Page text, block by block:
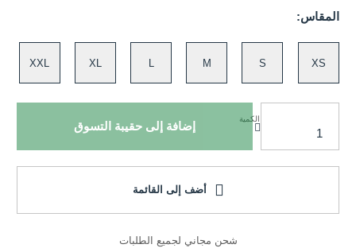
المقاس:
XS
S
M
XL
XXL
الكمية
إضافة إلى حقيبة التسوق
أضف إلى القائمة
شحن مجاني لجميع الطلبات